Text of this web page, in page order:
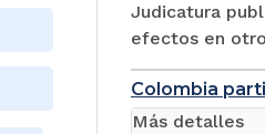
Judicatura
efectos en
Colombia
Más detalles